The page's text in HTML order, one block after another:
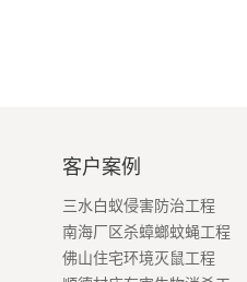
客户案例
三水白蚁侵害防治工程
南海厂区杀蟑螂蚊蝇工程
佛山住宅环境灭鼠工程